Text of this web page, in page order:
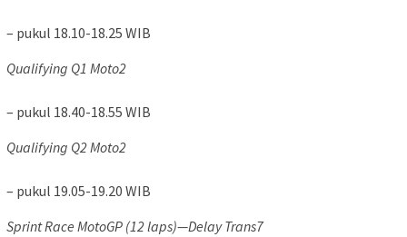
– pukul 18.10-18.25 WIB
Qualifying Q1 Moto2
– pukul 18.40-18.55 WIB
Qualifying Q2 Moto2
– pukul 19.05-19.20 WIB
Sprint Race MotoGP (12 laps)—Delay Trans7